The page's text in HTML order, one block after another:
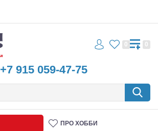
+7 915 059-47-75
0 0
ПРО ХОББИ